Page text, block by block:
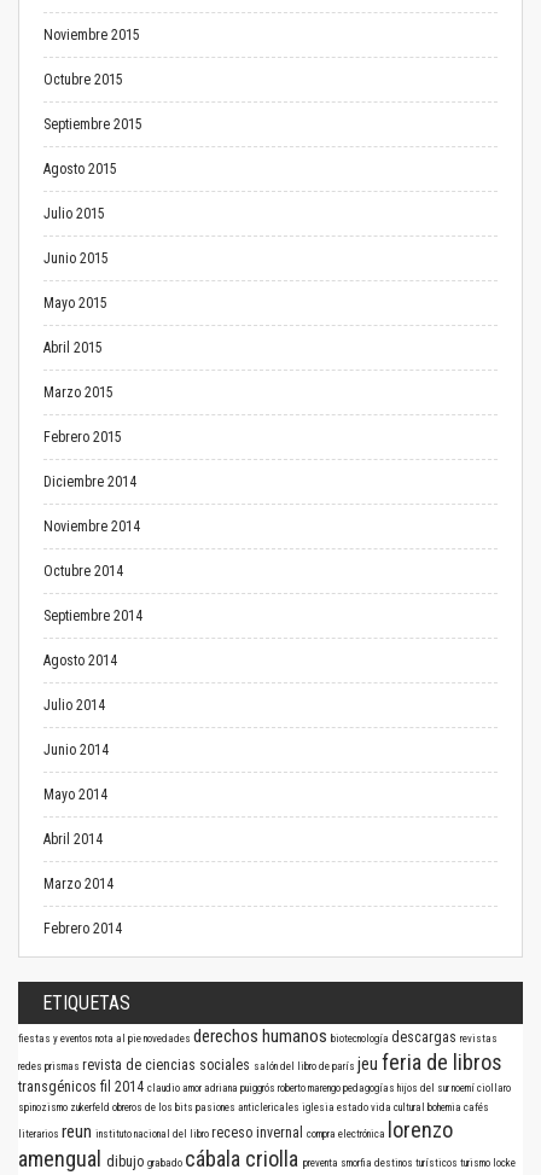
Noviembre 2015
Octubre 2015
Septiembre 2015
Agosto 2015
Julio 2015
Junio 2015
Mayo 2015
Abril 2015
Marzo 2015
Febrero 2015
Diciembre 2014
Noviembre 2014
Octubre 2014
Septiembre 2014
Agosto 2014
Julio 2014
Junio 2014
Mayo 2014
Abril 2014
Marzo 2014
Febrero 2014
ETIQUETAS
fiestas y eventos nota al pie novedades derechos humanos biotecnología descargas revistas
redes prismas revista de ciencias sociales salón del libro de parís jeu feria de libros
transgénicos fil 2014 claudio amor adriana puiggrós roberto marengo pedagogías hijos del sur noemí ciollaro
spinozismo zukerfeld obreros de los bits pasiones anticlericales iglesia estado vida cultural bohemia cafés
literarios reun instituto nacional del libro receso invernal compra electrónica
lorenzo
amengual
dibujo grabado cábala criolla preventa smorfia destinos turísticos turismo locke